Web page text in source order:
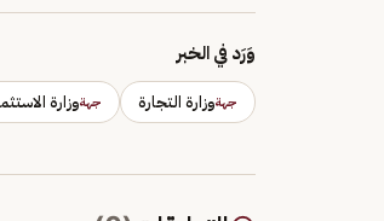
وَرَد في الخبر
جهةوزارة التجارة جهةوزارة